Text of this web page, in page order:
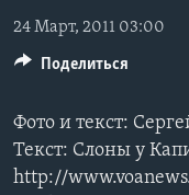
Перейти
навигации
Перейти
АМЕРИКА
НОВОСТИ ЗА
ПОЧЕМУ ЭТО
ДИСКУССИЯ VOA
ПРОЕКТЫ
УЧИМ АНГЛИЙСКИЙ
А КАК В АМЕРИКЕ?
АРТЕФАКТЫ
ЭКСПЕРТИЗА
ФАКТЫ ПРОТИВ
ЗА СВОБОДУ
24 Март, 2011 03:00
Фото и текст:
Текст: Слоны у
http://
Поделиться